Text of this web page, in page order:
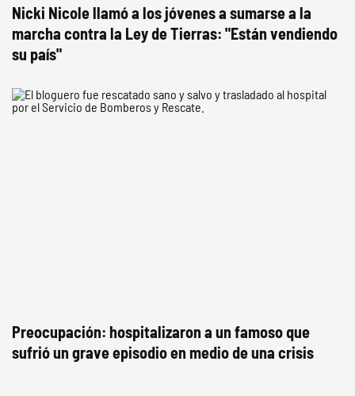
Nicki Nicole llamó a los jóvenes a sumarse a la
marcha contra la Ley de Tierras: "Están vendiendo
su país"
Preocupación: hospitalizaron a un famoso que
sufrió un grave episodio en medio de una crisis